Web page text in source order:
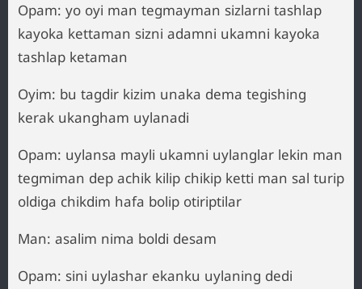
Opam: yo oyi man tegmayman sizlarni tashlap
kayoka kettaman sizni adamni ukamni kayoka
tashlap ketaman
Oyim: bu tagdir kizim unaka dema tegishing
kerak ukangham uylanadi
Opam: uylansa mayli ukamni uylanglar lekin man
tegmiman dep achik kilip chikip ketti man sal turip
oldiga chikdim hafa bolip otiriptilar
Man: asalim nima boldi desam
Opam: sini uylashar ekanku uylaning dedi